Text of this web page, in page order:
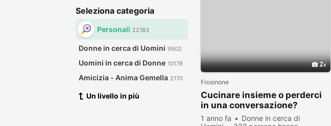
Seleziona categoria
Personali 22183
Donne in cerca di Uomini 9902
Uomini in cerca di Donne 10178
Amicizia - Anima Gemella 2170
Un livello in più
2
Frosinone
Cucinare insieme o perderci
in una conversazione?
1 anno fa
Donne in cerca di